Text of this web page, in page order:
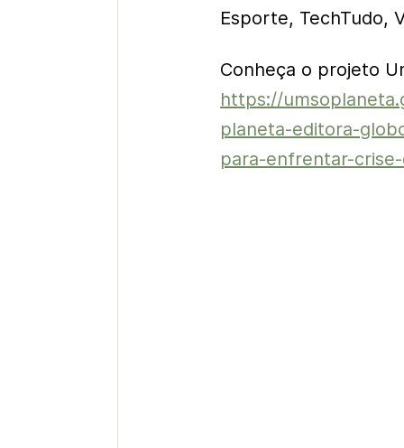
Esporte, TechTudo,
Conheça o projeto
https://
planeta-editora-
para-enfrentar-